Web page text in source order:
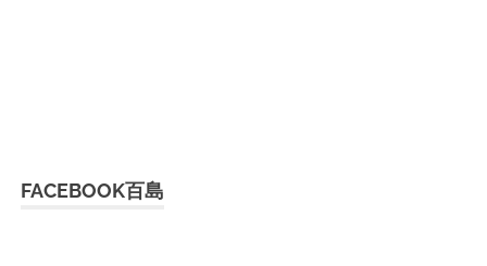
FACEBOOK百島